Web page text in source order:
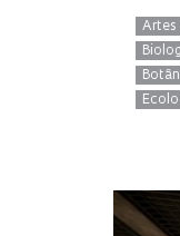
Artes